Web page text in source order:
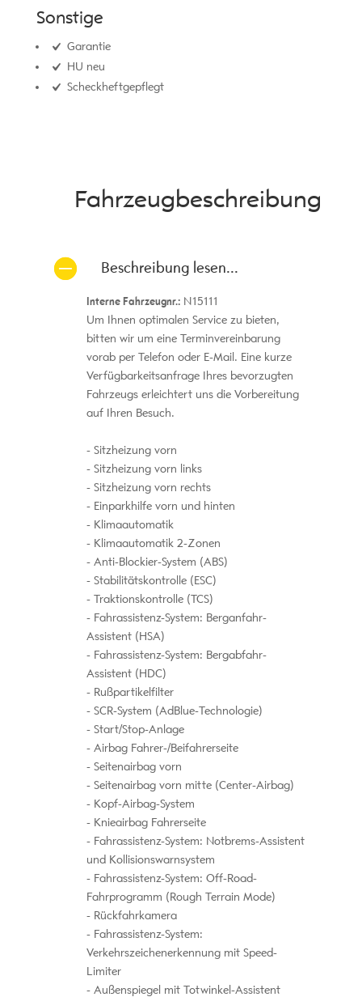
Sonstige
Garantie
HU neu
Scheckheftgepflegt
Fahrzeug­beschreibung
Beschreibung lesen...
Interne Fahrzeugnr.:N15111
Um Ihnen optimalen Service zu bieten,
bitten wir um eine Terminvereinbarung
vorab per Telefon oder E-Mail. Eine kurze
Verfügbarkeitsanfrage Ihres bevorzugten
Fahrzeugs erleichtert uns die Vorbereitung
auf Ihren Besuch.
Sitzheizung vorn
Sitzheizung vorn links
Sitzheizung vorn rechts
Einparkhilfe vorn und hinten
Klimaautomatik
Klimaautomatik 2-Zonen
Anti-Blockier-System (ABS)
Stabilitätskontrolle (ESC)
Traktionskontrolle (TCS)
Fahrassistenz-System: Berganfahr-
Assistent (HSA)
Fahrassistenz-System: Bergabfahr-
Assistent (HDC)
Rußpartikelfilter
SCR-System (AdBlue-Technologie)
Start/Stop-Anlage
Airbag Fahrer-/Beifahrerseite
Seitenairbag vorn
Seitenairbag vorn mitte (Center-Airbag)
Kopf-Airbag-System
Knieairbag Fahrerseite
Fahrassistenz-System: Notbrems-Assistent
und Kollisionswarnsystem
Fahrassistenz-System: Off-Road-
Fahrprogramm (Rough Terrain Mode)
Rückfahrkamera
Fahrassistenz-System:
Verkehrszeichenerkennung mit Speed-
Limiter
Außenspiegel mit Totwinkel-Assistent